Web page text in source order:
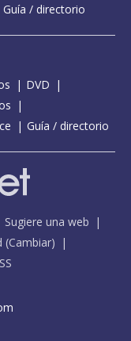
Guía / directorio
DVD
Guía / directorio
Sugiere una web
(Cambiar)